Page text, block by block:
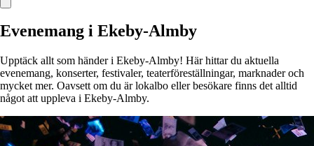
Evenemang i Ekeby-Almby
Upptäck allt som händer i Ekeby-Almby! Här hittar du aktuella
evenemang, konserter, festivaler, teaterföreställningar, marknader och
mycket mer. Oavsett om du är lokalbo eller besökare finns det alltid
något att uppleva i Ekeby-Almby.